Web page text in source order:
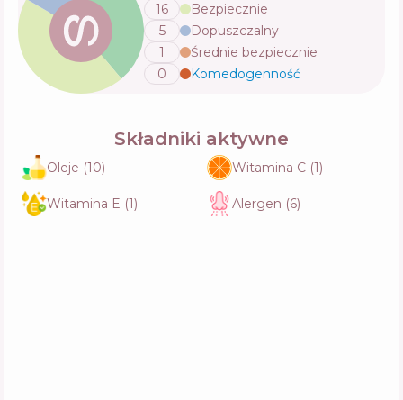
Bobbi Brown Remedies Skin Clarifier No. 75
Face Oil
Skład
Aktywne
Funkcje
16
Bezpiecznie
5
Dopuszczalny
1
Średnie bezpiecznie
0
Komedogenność
Składniki aktywne
Oleje (10) Witamina C (1)
Witamina E (1) Alergen (6)